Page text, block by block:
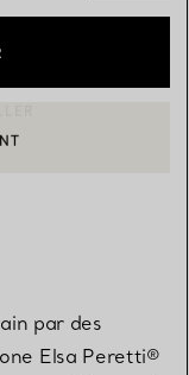
PRENDRE RENDEZ-
par des
Elsa Peretti®